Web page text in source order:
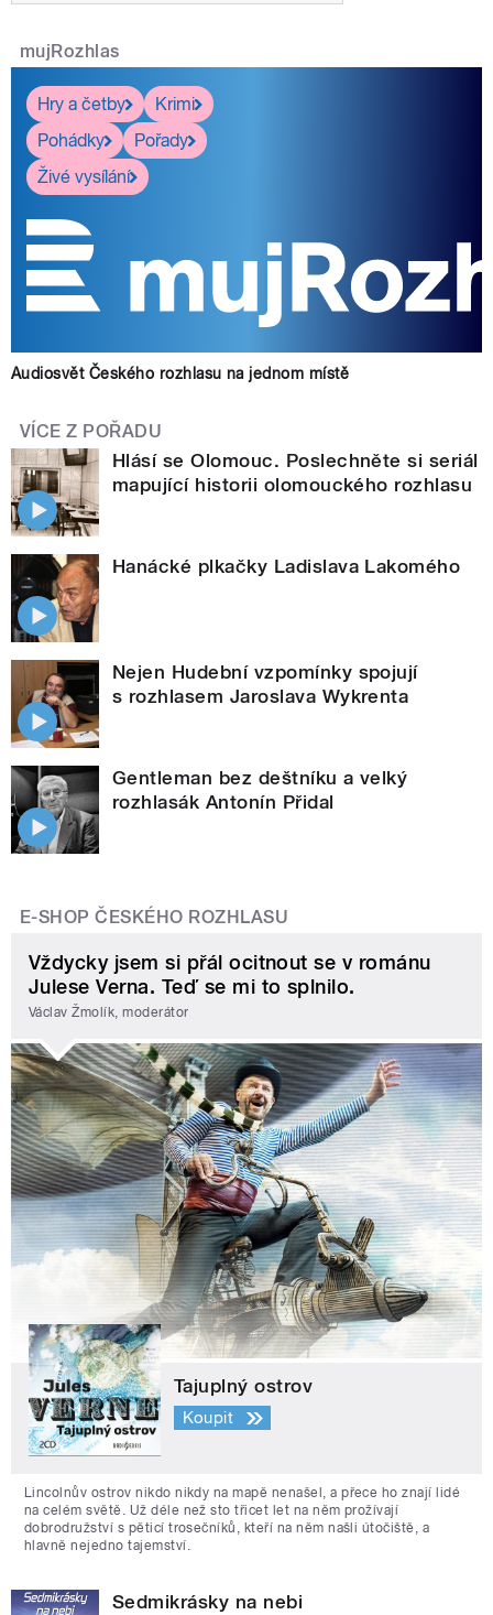
mujRozhlas
Hry a četby
Krimi
Pohádky
Pořady
Živé vysílání
Audiosvět Českého rozhlasu na jednom místě
VÍCE Z POŘADU
Hlásí se Olomouc. Poslechněte si seriál
mapující historii olomouckého rozhlasu
Hanácké plkačky Ladislava Lakomého
Nejen Hudební vzpomínky spojují
s rozhlasem Jaroslava Wykrenta
Gentleman bez deštníku a velký
rozhlasák Antonín Přidal
E-SHOP ČESKÉHO ROZHLASU
Vždycky jsem si přál ocitnout se v románu
Julese Verna. Teď se mi to splnilo.
Václav Žmolík, moderátor
Tajuplný ostrov
Koupit
Lincolnův ostrov nikdo nikdy na mapě nenašel, a přece ho znají lidé
na celém světě. Už déle než sto třicet let na něm prožívají
dobrodružství s pěticí trosečníků, kteří na něm našli útočiště, a
hlavně nejedno tajemství.
Sedmikrásky na nebi